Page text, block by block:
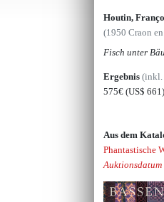
Houtin,
(1950 Craon
Fisch unter
Ergebnis
575€(US$ 661)
Aus dem
Phantastische
Auktionsdatum